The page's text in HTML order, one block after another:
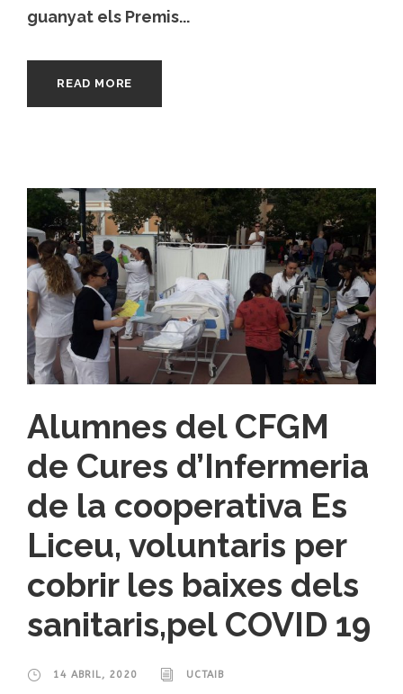
guanyat els Premis...
READ MORE
Alumnes del CFGM
de Cures d’Infermeria
de la cooperativa Es
Liceu, voluntaris per
cobrir les baixes dels
sanitaris,pel COVID 19
14 ABRIL, 2020 UCTAIB